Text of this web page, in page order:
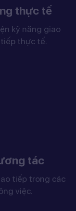
thực tế
kỹ năng giao
thực tế.
tác
tiếp trong các
việc.